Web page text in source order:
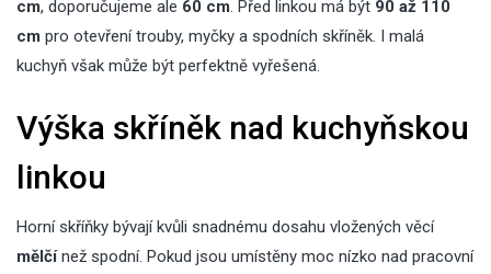
cm, doporučujeme ale 60 cm . Před linkou má být 90 až 110
cm pro otevření trouby, myčky a spodních skříněk. I malá
kuchyň však může být perfektně vyřešená.
Výška skříněk nad kuchyňskou
linkou
Horní skříňky bývají kvůli snadnému dosahu vložených věcí
mělčínež spodní. Pokud jsou umístěny moc nízko nad pracovní